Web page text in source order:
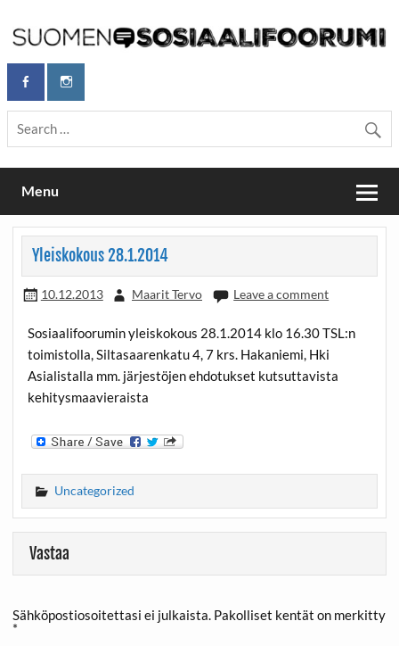
content
Maailmanparannuspäivät / Suomen
Sosiaalifoorumi
Maailmanparannuspäivät Lapinlahden Lähteellä, Helsingissä
26.–27.9.2026
Menu
Yleiskokous 28.1.2014
10.12.2013 Maarit Tervo Leave a comment
Sosiaalifoorumin yleiskokous 28.1.2014 klo 16.30 TSL:n
toimistolla, Siltasaarenkatu 4, 7 krs. Hakaniemi, Hki
Asialistalla mm. järjestöjen ehdotukset kutsuttavista
kehitysmaavieraista
Uncategorized
Vastaa
Sähköpostiosoitettasi ei julkaista. Pakolliset kentät on merkitty
*